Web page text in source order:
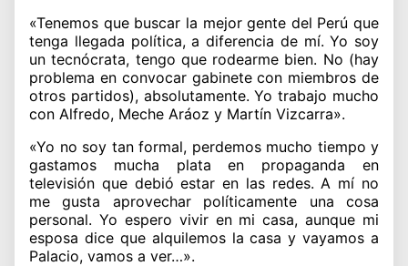
«Tenemos que buscar la mejor gente del Perú que
tenga llegada política, a diferencia de mí. Yo soy
un tecnócrata, tengo que rodearme bien. No (hay
problema en convocar gabinete con miembros de
otros partidos), absolutamente. Yo trabajo mucho
con Alfredo, Meche Aráoz y Martín Vizcarra».
«Yo no soy tan formal, perdemos mucho tiempo y
gastamos mucha plata en propaganda en
televisión que debió estar en las redes. A mí no
me gusta aprovechar políticamente una cosa
personal. Yo espero vivir en mi casa, aunque mi
esposa dice que alquilemos la casa y vayamos a
Palacio, vamos a ver…».